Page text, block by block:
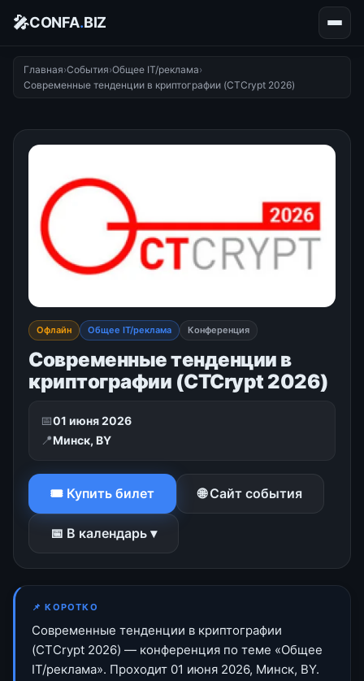
🎤CONFA.BIZ
Главная›События›Общее IT/реклама›
Современные тенденции в криптографии (CTCrypt 2026)
Офлайн Общее IT/реклама Конференция
Современные тенденции в
криптографии (CTCrypt 2026)
📅01 июня 2026
📍Минск, BY
🎟 Купить билет 🌐 Сайт события
📅 В календарь ▾
📌 КОРОТКО
Современные тенденции в криптографии
(CTCrypt 2026) — конференция по теме «Общее
IT/реклама». Проходит 01 июня 2026, Минск, BY.